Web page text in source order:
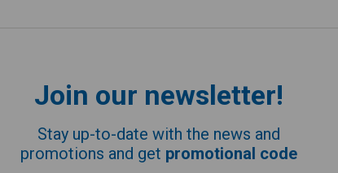
Join our newsletter!
Stay up-to-date with the news and
promotions and get promotional code